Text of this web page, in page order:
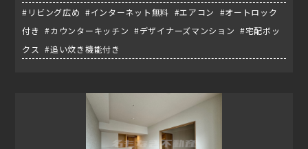
#リビング広め #インターネット無料 #エアコン #オートロック
付き #カウンターキッチン #デザイナーズマンション #宅配ボッ
クス #追い炊き機能付き